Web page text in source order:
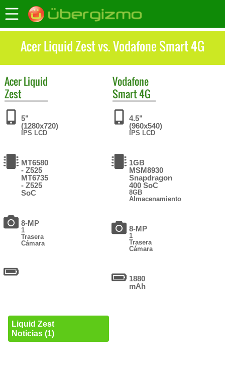
Acer Liquid Zest vs. Vodafone Smart 4G
AcerLiquid
Zest
5"
(1280x720)
IPS LCD
MT6580
- Z525
MT6735
- Z525
SoC
8-MP
1
Trasera
Cámara
Liquid Zest
Noticias (1)
Vodafone
Smart 4G
4.5"
(960x540)
IPS LCD
1GB
MSM8930
Snapdragon
400 SoC
8GB
Almacenamiento
8-MP
1
Trasera
Cámara
1880
mAh